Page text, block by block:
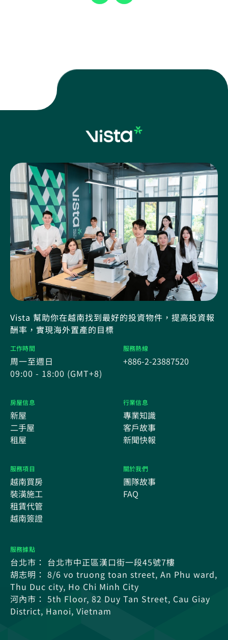
Vista 幫助你在越南找到最好的投資物件，提高投資報
酬率，實現海外置產的目標
工作時間
周一至週日
09:00 - 18:00 (GMT+8)
服務熱線
+886-2-23887520
房屋信息
新屋
二手屋
租屋
行業信息
專業知識
客戶故事
新聞快報
服務項目
越南買房
裝潢施工
租賃代管
越南簽證
關於我們
團隊故事
FAQ
服務據點
台北市： 台北市中正區漢口街一段45號7樓
胡志明： 8/6 vo truong toan street, An Phu ward,
Thu Duc city, Ho Chi Minh City
河內市： 5th Floor, 82 Duy Tan Street, Cau Giay
District, Hanoi, Vietnam